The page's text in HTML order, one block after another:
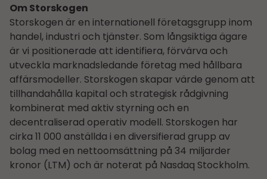
Om Storskogen
Storskogen är en internationell företagsgrupp inom
handel, industri och tjänster. Som långsiktiga ägare
är vi positionerade att identifiera, förvärva och
utveckla marknadsledande företag med hållbara
affärsmodeller. Storskogen skapar värde genom att
tillhandahålla kapital och strategisk rådgivning
kombinerat med aktiv styrning och en
decentraliserad operativ modell. Storskogen har
cirka 11 000 anställda i en diversifierad grupp av
bolag med en nettoomsättning på 34 miljarder
kronor (LTM) och är noterat på Nasdaq Stockholm.